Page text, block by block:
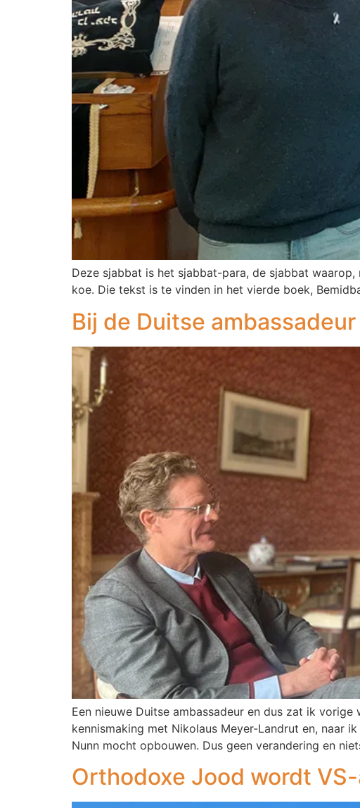
Deze sjabbat is het sjabbat-para, de sjabbat
koe. Die tekst is te vinden in het vierde boek,
Bij de Duitse ambassadeur
Een nieuwe Duitse ambassadeur en dus zat ik vorige
kennismaking met Nikolaus Meyer-Landrut en, naar
Nunn mocht opbouwen. Dus geen verandering en
Orthodoxe Jood wordt